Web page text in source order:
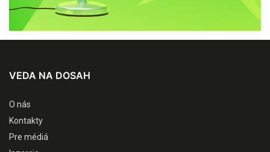
VEDA NA DOSAH
O nás
Kontakty
Pre médiá